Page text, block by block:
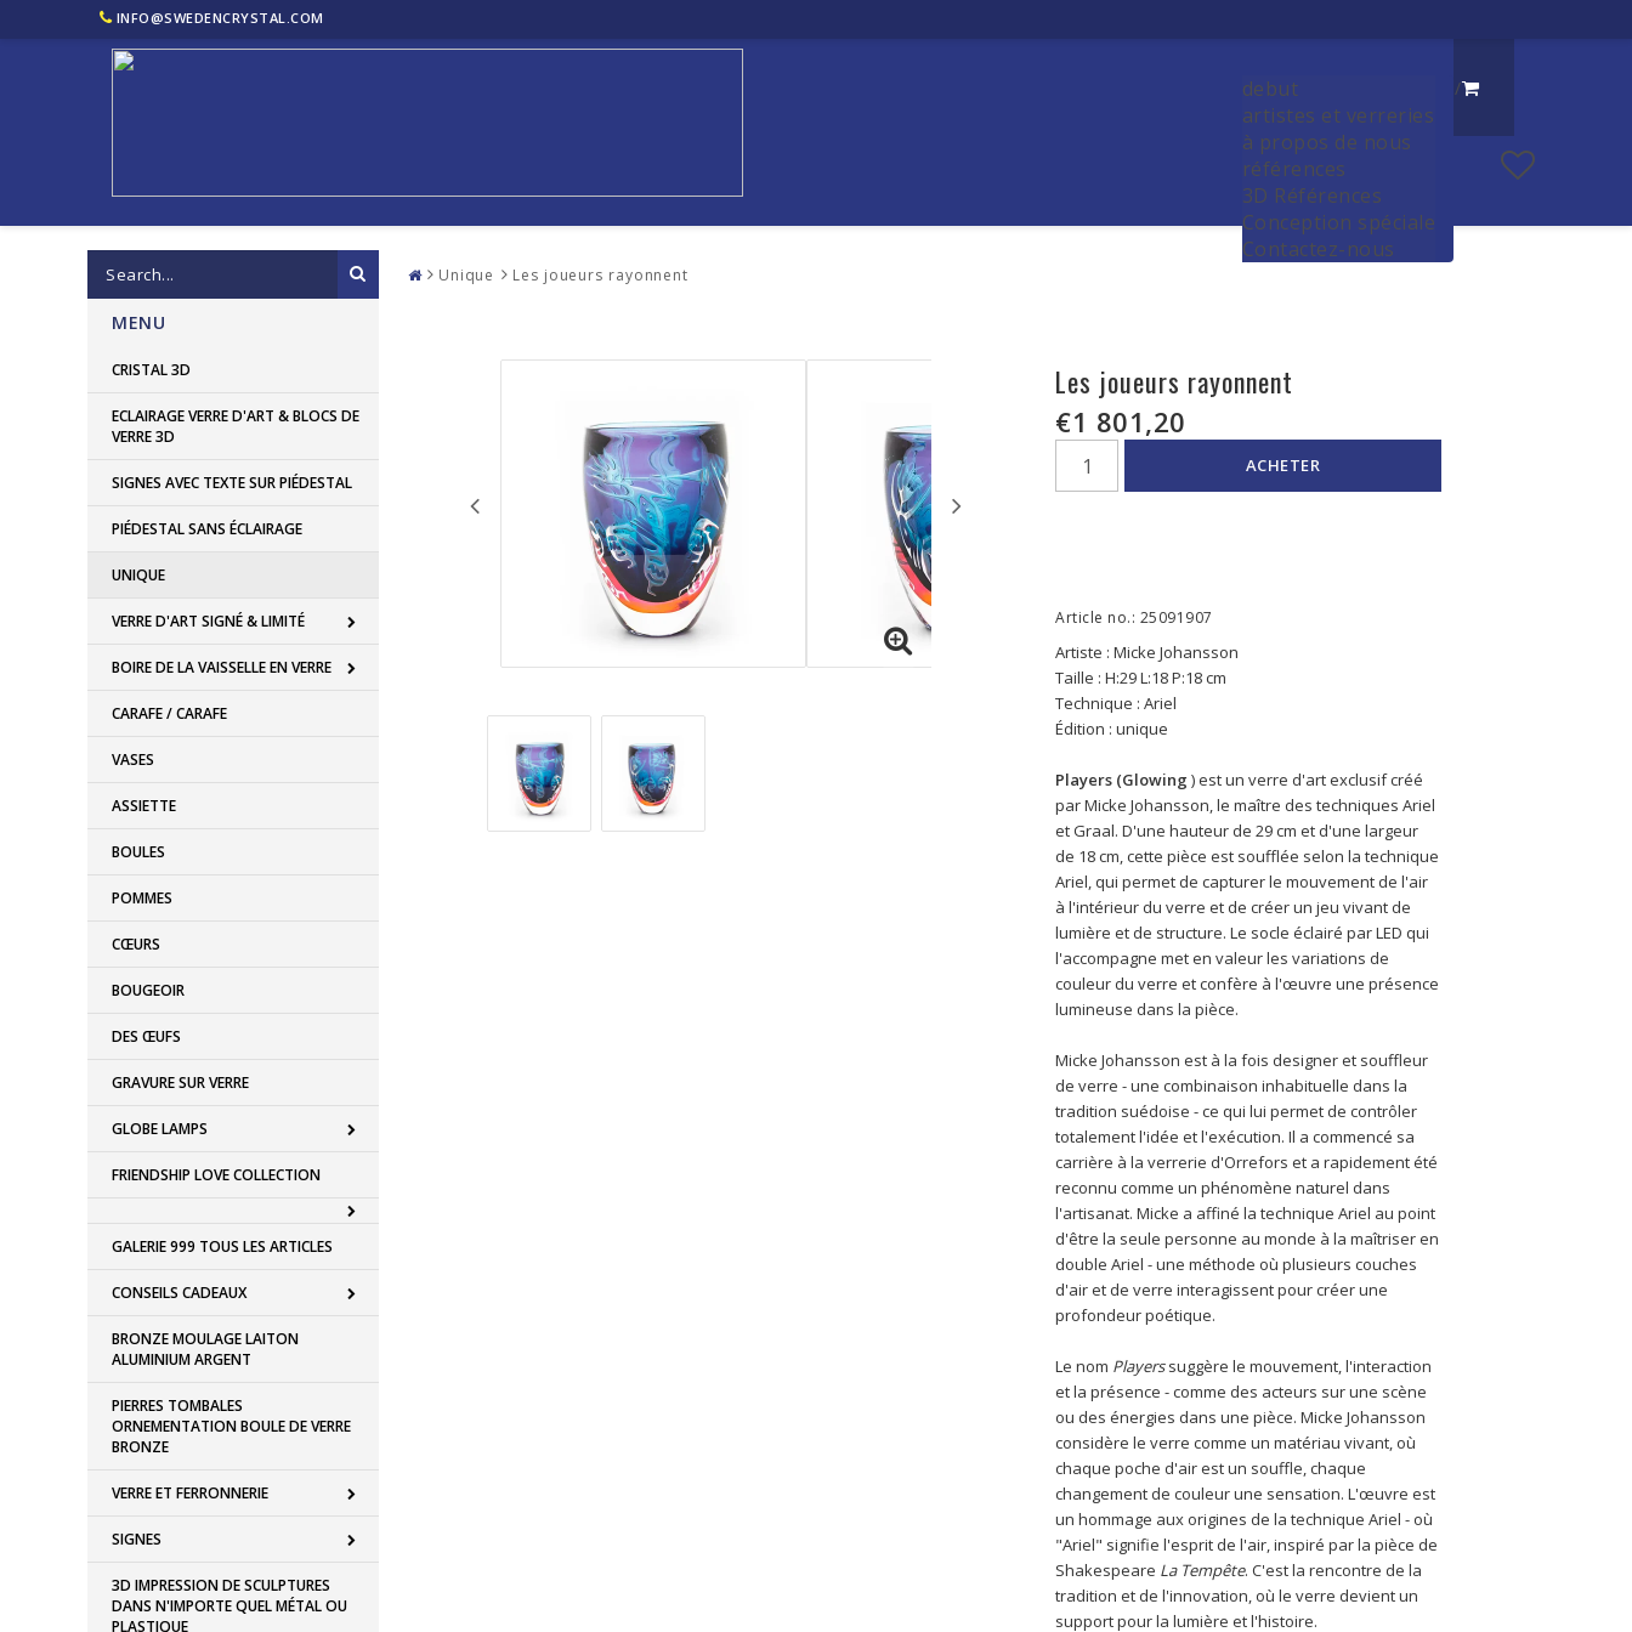
INFO@SWEDENCRYSTAL.COM
/
debut
artistes et verreries
à propos de nous
références
3D Références
Conception spéciale
Contactez-nous
MENU
CRISTAL 3D
ECLAIRAGE VERRE D'ART & BLOCS DE
VERRE 3D
SIGNES AVEC TEXTE SUR PIÉDESTAL
PIÉDESTAL SANS ÉCLAIRAGE
UNIQUE
VERRE D'ART SIGNÉ & LIMITÉ
BOIRE DE LA VAISSELLE EN VERRE
CARAFE / CARAFE
VASES
ASSIETTE
BOULES
POMMES
CŒURS
BOUGEOIR
DES ŒUFS
GRAVURE SUR VERRE
GLOBE LAMPS
FRIENDSHIP LOVE COLLECTION
GALERIE 999 TOUS LES ARTICLES
CONSEILS CADEAUX
BRONZE MOULAGE LAITON
ALUMINIUM ARGENT
PIERRES TOMBALES
ORNEMENTATION BOULE DE VERRE
BRONZE
VERRE ET FERRONNERIE
SIGNES
3D IMPRESSION DE SCULPTURES
DANS N'IMPORTE QUEL MÉTAL OU
PLASTIQUE
Unique Les joueurs rayonnent
Les joueurs rayonnent
€1 801,20
ACHETER
Article no.: 25091907
Artiste : Micke Johansson
Taille : H:29 L:18 P:18 cm
Technique : Ariel
Édition : unique
Players (Glowing ) est un verre d'art exclusif créé
par Micke Johansson, le maître des techniques Ariel
et Graal. D'une hauteur de 29 cm et d'une largeur
de 18 cm, cette pièce est soufflée selon la technique
Ariel, qui permet de capturer le mouvement de l'air
à l'intérieur du verre et de créer un jeu vivant de
lumière et de structure. Le socle éclairé par LED qui
l'accompagne met en valeur les variations de
couleur du verre et confère à l'œuvre une présence
lumineuse dans la pièce.
Micke Johansson est à la fois designer et souffleur
de verre - une combinaison inhabituelle dans la
tradition suédoise - ce qui lui permet de contrôler
totalement l'idée et l'exécution. Il a commencé sa
carrière à la verrerie d'Orrefors et a rapidement été
reconnu comme un phénomène naturel dans
l'artisanat. Micke a affiné la technique Ariel au point
d'être la seule personne au monde à la maîtriser en
double Ariel - une méthode où plusieurs couches
d'air et de verre interagissent pour créer une
profondeur poétique.
Le nom Players suggère le mouvement, l'interaction
et la présence - comme des acteurs sur une scène
ou des énergies dans une pièce. Micke Johansson
considère le verre comme un matériau vivant, où
chaque poche d'air est un souffle, chaque
changement de couleur une sensation. L'œuvre est
un hommage aux origines de la technique Ariel - où
"Ariel" signifie l'esprit de l'air, inspiré par la pièce de
Shakespeare La Tempête. C'est la rencontre de la
tradition et de l'innovation, où le verre devient un
support pour la lumière et l'histoire.